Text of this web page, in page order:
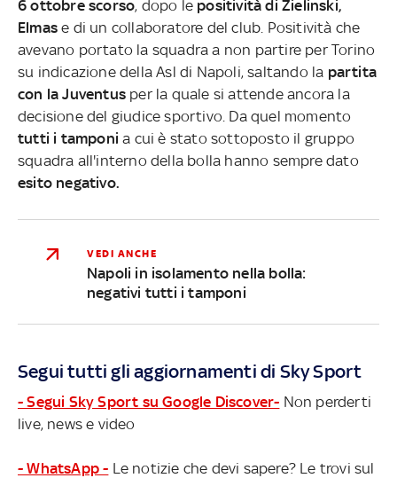
6 ottobre scorso, dopo le positività di Zielinski,
Elmase di un collaboratore del club. Positività che
avevano portato la squadra a non partire per Torino
su indicazione della Asl di Napoli, saltando la partita
con la Juventus per la quale si attende ancora la
decisione del giudice sportivo. Da quel momento
tutti i tamponia cui è stato sottoposto il gruppo
squadra all'interno della bolla hanno sempre dato
esito negativo.
VEDI ANCHE
Napoli in isolamento nella bolla:
negativi tutti i tamponi
Segui tutti gli aggiornamenti di Sky Sport
- Segui Sky Sport su Google Discover- Non perderti
live, news e video
- WhatsApp - Le notizie che devi sapere? Le trovi sul